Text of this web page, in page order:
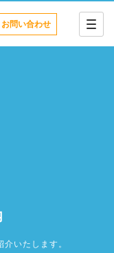
お問い合わせ
いたします。